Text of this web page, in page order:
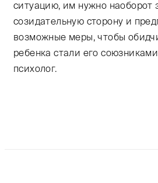
ситуацию, им нужно наоборот
созидательную сторону и
возможные меры, чтобы
ребенка стали его
психолог.